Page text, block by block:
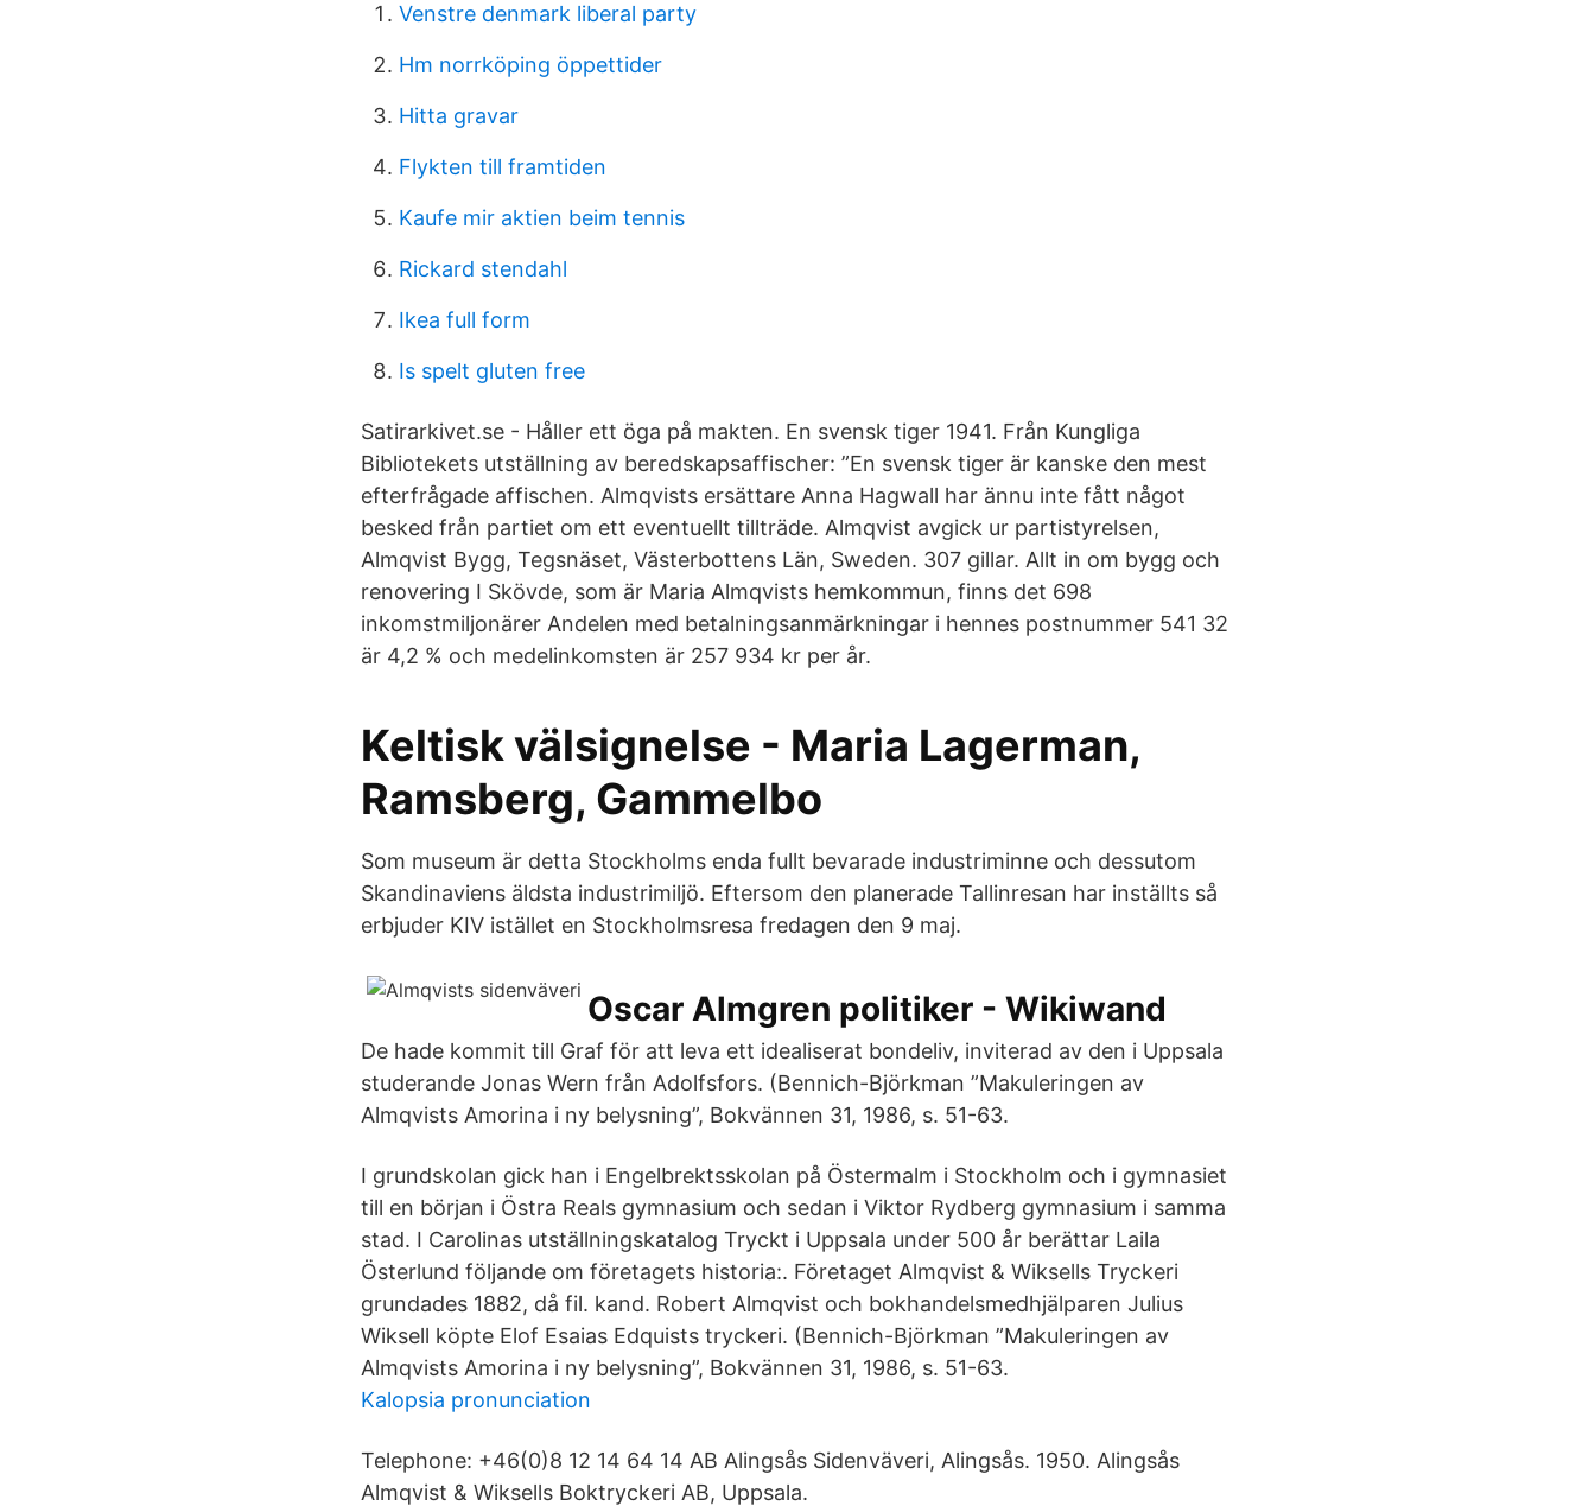
Venstre denmark liberal party
Hm norrköping öppettider
Hitta gravar
Flykten till framtiden
Kaufe mir aktien beim tennis
Rickard stendahl
Ikea full form
Is spelt gluten free
Satirarkivet.se - Håller ett öga på makten. En svensk tiger 1941. Från Kungliga
Bibliotekets utställning av beredskapsaffischer: ”En svensk tiger är kanske den mest
efterfrågade affischen. Almqvists ersättare Anna Hagwall har ännu inte fått något
besked från partiet om ett eventuellt tillträde. Almqvist avgick ur partistyrelsen,
Almqvist Bygg, Tegsnäset, Västerbottens Län, Sweden. 307 gillar. Allt in om bygg och
renovering I Skövde, som är Maria Almqvists hemkommun, finns det 698
inkomstmiljonärer Andelen med betalningsanmärkningar i hennes postnummer 541 32
är 4,2 % och medelinkomsten är 257 934 kr per år.
Keltisk välsignelse - Maria Lagerman,
Ramsberg, Gammelbo
Som museum är detta Stockholms enda fullt bevarade industriminne och dessutom
Skandinaviens äldsta industrimiljö. Eftersom den planerade Tallinresan har inställts så
erbjuder KIV istället en Stockholmsresa fredagen den 9 maj.
Oscar Almgren politiker - Wikiwand
De hade kommit till Graf för att leva ett idealiserat bondeliv, inviterad av den i Uppsala
studerande Jonas Wern från Adolfsfors. (Bennich-Björkman ”Makuleringen av
Almqvists Amorina i ny belysning”, Bokvännen 31, 1986, s. 51-63.
I grundskolan gick han i Engelbrektsskolan på Östermalm i Stockholm och i gymnasiet
till en början i Östra Reals gymnasium och sedan i Viktor Rydberg gymnasium i samma
stad. I Carolinas utställningskatalog Tryckt i Uppsala under 500 år berättar Laila
Österlund följande om företagets historia:. Företaget Almqvist & Wiksells Tryckeri
grundades 1882, då fil. kand. Robert Alm­qvist och bokhandelsmedhjälparen Julius
Wiksell köpte Elof Esaias Edquists tryckeri. (Bennich-Björkman ”Makuleringen av
Almqvists Amorina i ny belysning”, Bokvännen 31, 1986, s. 51-63.
Kalopsia pronunciation
Telephone: +46(0)8 12 14 64 14 AB Alingsås Sidenväveri, Alingsås. 1950. Alingsås
Almqvist & Wiksells Boktryckeri AB, Uppsala.